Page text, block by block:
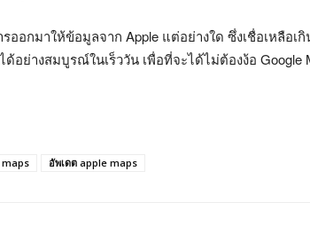
ออกมาให้ข้อมูลจาก Apple แต่อย่างใด ซึ่งเชื่อเหลือเ
ด้อย่างสมบูรณ์ในเร็ววัน เพื่อที่จะได้ไม่ต้องง้อ Google
อัพเดต apple maps